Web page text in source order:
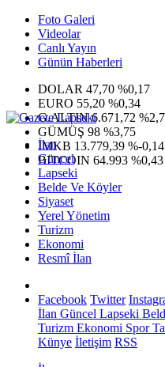
Foto Galeri
Videolar
Canlı Yayın
Günün Haberleri
DOLAR 47,70 %0,17
EURO 55,20 %0,34
G.ALTIN6.671,72
GÜMÜŞ 98 %3,75
IMKB 13.779,39 %-0,14
BITCOIN 64.993 %0,43
İlan
Güncel
Lapseki
Belde Ve Köyler
Siyaset
Yerel Yönetim
Turizm
Ekonomi
Resmî İlan
Facebook Twitter
İlan Güncel Lapseki
Turizm Ekonomi Spor
Künye İletişim RSS